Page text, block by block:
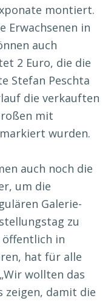
montiert.
Erwachsenen in
auch
2 Euro, die die
Stefan Peschta
die verkauften
mit
wurden.
auch noch die
um die
Galerie-
zu
öffentlich in
hat für alle
wollten das
zeigen, damit die